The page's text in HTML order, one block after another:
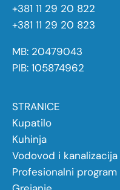
+381 11 29 20 822
+381 11 29 20 823
MB: 20479043
PIB: 105874962
STRANICE
Kupatilo
Kuhinja
Vodovod i kanalizacija
Profesionalni program